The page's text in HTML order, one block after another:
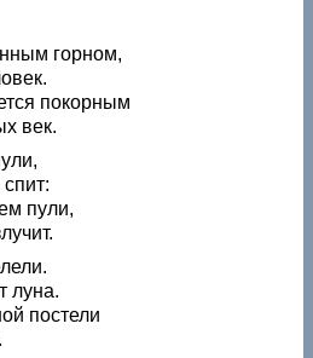
горном,
покорным
век.
пули,
луна.
постели